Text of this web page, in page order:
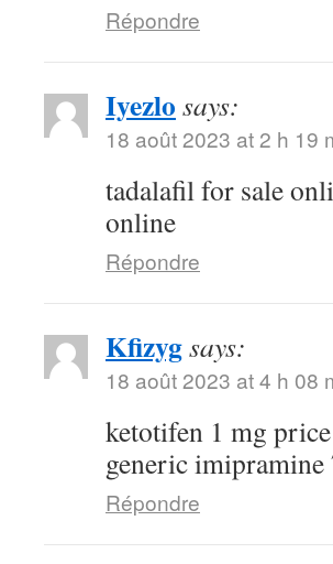
Répondre
Iyezlo says:
18 août 2023 at 2 h 19
tadalafil for sale
online
Répondre
Kfizygsays:
18 août 2023 at 4 h 08
ketotifen 1 mg price
generic imipramine
Répondre